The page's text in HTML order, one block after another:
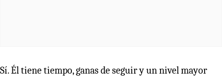
Sí. Él tiene tiempo, ganas de seguir y un nivel mayor